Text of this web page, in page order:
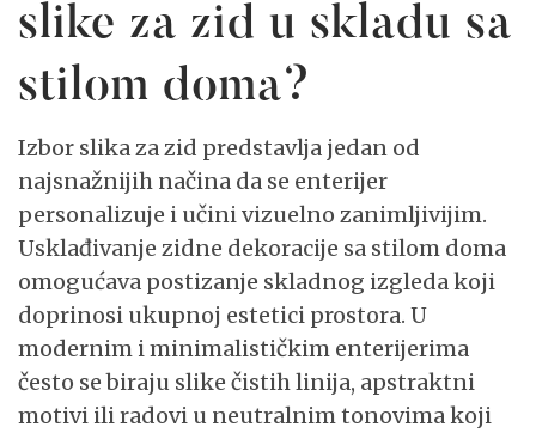
slike za zid u skladu sa
stilom doma?
Izbor slika za zid predstavlja jedan od
najsnažnijih načina da se enterijer
personalizuje i učini vizuelno zanimljivijim.
Usklađivanje zidne dekoracije sa stilom doma
omogućava postizanje skladnog izgleda koji
doprinosi ukupnoj estetici prostora. U
modernim i minimalističkim enterijerima
često se biraju slike čistih linija, apstraktni
motivi ili radovi u neutralnim tonovima koji